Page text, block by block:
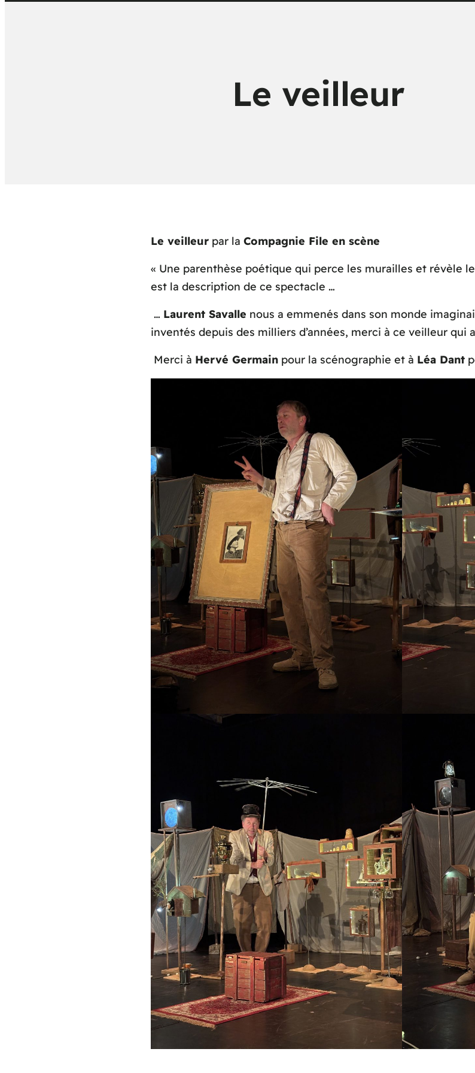
Le veilleur
Le veilleur par la Compagnie File en scène
« Une parenthèse poétique qui perce les murailles et révèle
est la description de ce spectacle …
… Laurent Savalle nous a emmenés dans son monde
inventés depuis des milliers d’années, merci à ce veilleur qui
Merci à Hervé Germain pour la scénographie et à Léa Dant